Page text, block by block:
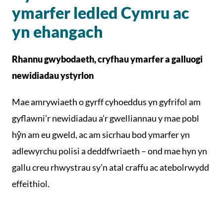
ymarfer ledled Cymru ac
yn ehangach
Rhannu gwybodaeth, cryfhau ymarfer a galluogi
newidiadau ystyrlon
Mae amrywiaeth o gyrff cyhoeddus yn gyfrifol am
gyflawni’r newidiadau a’r gwelliannau y mae pobl
hŷn am eu gweld, ac am sicrhau bod ymarfer yn
adlewyrchu polisi a deddfwriaeth – ond mae hyn yn
gallu creu rhwystrau sy’n atal craffu ac atebolrwydd
effeithiol.